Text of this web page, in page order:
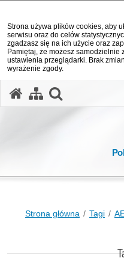
Strona używa plików cookies, aby
serwisu oraz do celów
zgadzasz się na ich użycie oraz
Pamiętaj, że możesz samodzielnie
ustawienia przeglądarki. Brak
wyrażenie zgody.
Strona główna Tagi